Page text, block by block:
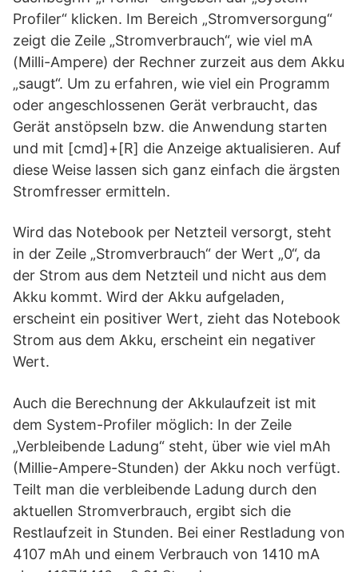
Profiler“ klicken. Im Bereich „Stromversorgung“
zeigt die Zeile „Stromverbrauch“, wie viel mA
(Milli-Ampere) der Rechner zurzeit aus dem Akku
„saugt“. Um zu erfahren, wie viel ein Programm
oder angeschlossenen Gerät verbraucht, das
Gerät anstöpseln bzw. die Anwendung starten
und mit [cmd]+[R] die Anzeige aktualisieren. Auf
diese Weise lassen sich ganz einfach die ärgsten
Stromfresser ermitteln.
Wird das Notebook per Netzteil versorgt, steht
in der Zeile „Stromverbrauch“ der Wert „0“, da
der Strom aus dem Netzteil und nicht aus dem
Akku kommt. Wird der Akku aufgeladen,
erscheint ein positiver Wert, zieht das Notebook
Strom aus dem Akku, erscheint ein negativer
Wert.
Auch die Berechnung der Akkulaufzeit ist mit
dem System-Profiler möglich: In der Zeile
„Verbleibende Ladung“ steht, über wie viel mAh
(Millie-Ampere-Stunden) der Akku noch verfügt.
Teilt man die verbleibende Ladung durch den
aktuellen Stromverbrauch, ergibt sich die
Restlaufzeit in Stunden. Bei einer Restladung von
4107 mAh und einem Verbrauch von 1410 mA